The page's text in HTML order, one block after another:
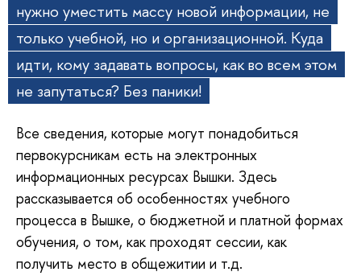
нужно уместить массу новой информации, не
только учебной, но и организационной. Куда
идти, кому задавать вопросы, как во всем этом
не запутаться? Без паники!
Все сведения, которые могут понадобиться
первокурсникам есть на электронных
информационных ресурсах Вышки. Здесь
рассказывается об особенностях учебного
процесса в Вышке, о бюджетной и платной формах
обучения, о том, как проходят сессии, как
получить место в общежитии и т.д.